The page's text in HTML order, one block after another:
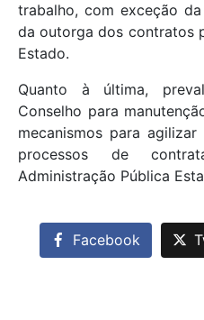
trabalho, com exceção
da outorga dos contratos
Estado.
Quanto à última,
Conselho para
mecanismos para
processos de
Administração Pública
Facebook